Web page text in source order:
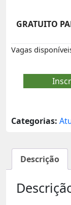
GRATUITO
Vagas
Categorias:
Descrição